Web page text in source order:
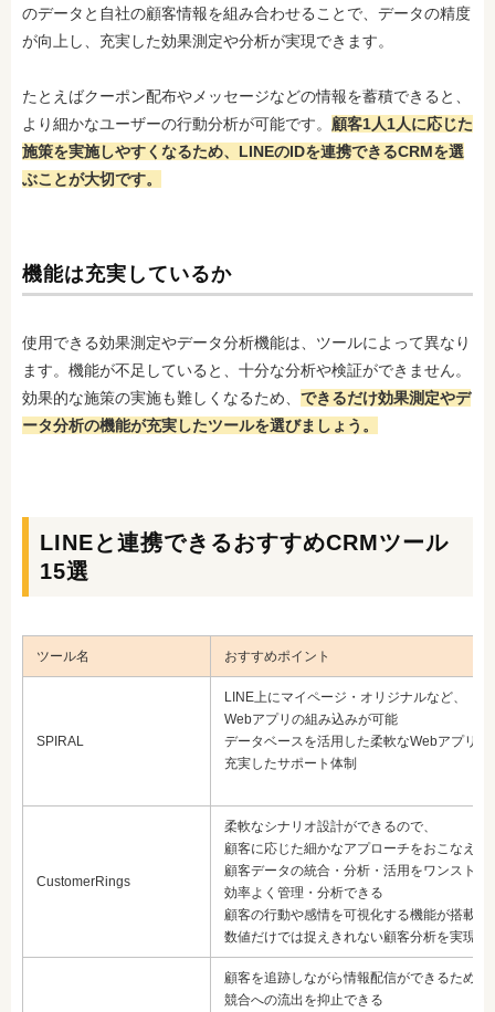
のデータと自社の顧客情報を組み合わせることで、データの精度
が向上し、充実した効果測定や分析が実現できます。
たとえばクーポン配布やメッセージなどの情報を蓄積できると、
より細かなユーザーの行動分析が可能です。 顧客1人1人に応じた
施策を実施しやすくなるため、LINEのIDを連携できるCRMを選
ぶことが大切です。
機能は充実しているか
使用できる効果測定やデータ分析機能は、ツールによって異なり
ます。機能が不足していると、十分な分析や検証ができません。
効果的な施策の実施も難しくなるため、 できるだけ効果測定やデ
ータ分析の機能が充実したツールを選びましょう。
LINEと連携できるおすすめCRMツール
15選
ツール名 おすすめポイント
SPIRAL
LINE上にマイページ・オリジナルなど、
Webアプリの組み込みが可能
データベースを活用した柔軟なWebアプリの
充実したサポート体制
CustomerRings
柔軟なシナリオ設計ができるので、
顧客に応じた細かなアプローチをおこなえる
顧客データの統合・分析・活用をワンストッ
効率よく管理・分析できる
顧客の行動や感情を可視化する機能が搭載さ
数値だけでは捉えきれない顧客分析を実現で
顧客を追跡しながら情報配信ができるため、
競合への流出を抑止できる